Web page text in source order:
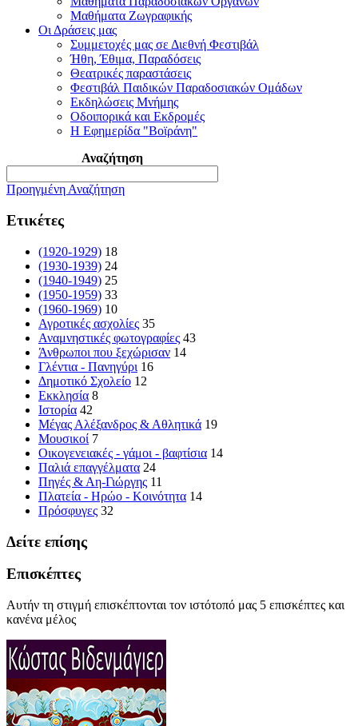
Μαθήματα Ζωγραφικής
Οι Δράσεις μας
Συμμετοχές μας σε Διεθνή Φεστιβάλ
Ήθη, Έθιμα, Παραδόσεις
Θεατρικές παραστάσεις
Φεστιβάλ Παιδικών Παραδοσιακών Ομάδων
Εκδηλώσεις Μνήμης
Οδοιπορικά και Εκδρομές
Η Εφημερίδα "Βοϊράνη"
Αναζήτηση
Προηγμένη Αναζήτηση
Ετικέτες
(1920-1929) 18
(1930-1939) 24
(1940-1949) 25
(1950-1959) 33
(1960-1969) 10
Αγροτικές ασχολίες 35
Αναμνηστικές φωτογραφίες 43
Άνθρωποι που ξεχώρισαν 14
Γλέντια - Πανηγύρι 16
Δημοτικό Σχολείο 12
Εκκλησία 8
Ιστορία 42
Μέγας Αλέξανδρος & Αθλητικά 19
Μουσικοί 7
Οικογενειακές - γάμοι - βαφτίσια 14
Παλιά επαγγέλματα 24
Πηγές & Αη-Γιώργης 11
Πλατεία - Ηρώο - Κοινότητα 14
Πρόσφυγες 32
Δείτε επίσης
Επισκέπτες
Αυτήν τη στιγμή επισκέπτονται τον ιστότοπό μας 5 επισκέπτες και
κανένα μέλος